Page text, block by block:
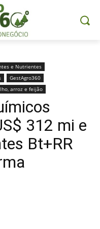
e Nutrientes
GestAgro360
arroz e feijão
312 mi e
Bt+RR